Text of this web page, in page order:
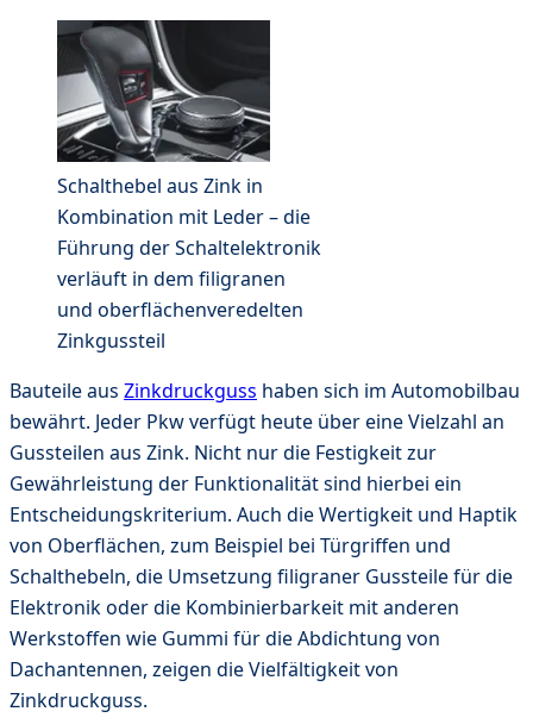
Schalthebel aus Zink in
Kombination mit Leder – die
Führung der Schaltelektronik
verläuft in dem filigranen
und oberflächenveredelten
Zinkgussteil
Bauteile aus Zinkdruckguss haben sich im Automobilbau
bewährt. Jeder Pkw verfügt heute über eine Vielzahl an
Gussteilen aus Zink. Nicht nur die Festigkeit zur
Gewährleistung der Funktionalität sind hierbei ein
Entscheidungskriterium. Auch die Wertigkeit und Haptik
von Oberflächen, zum Beispiel bei Türgriffen und
Schalthebeln, die Umsetzung filigraner Gussteile für die
Elektronik oder die Kombinierbarkeit mit anderen
Werkstoffen wie Gummi für die Abdichtung von
Dachantennen, zeigen die Vielfältigkeit von
Zinkdruckguss.